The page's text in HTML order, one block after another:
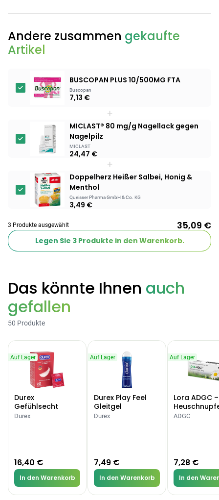
Testzentrum Arzneimittel
&
Hygiene &
Haushalt
Baby &
Familie
Sanitätshaus
Products
BEAUTY & PFLEGE
juckende, trockene
oder zu
Schuppenflechte
neigende Kopfhaut
12,28 € 16,37 € -25%
ARZNEIMITTEL & GESUNDHEIT
Vagisan Milchsäure
– Zäpfchen zur
pH-Wert-
Stabilisierung
12,89 € 17,47 € -26%
ARZNEIMITTEL & GESUNDHEIT
Hametum
Hämorrhoidensalbe:
Bei Hämorrhoiden
& Juckreiz
12,04 €
Nach Marke kaufen
Andere zusammen gekaufte
Artikel
BUSCOPAN PLUS 10/500MG FTA
Buscopan
7,13 €
+
MICLAST® 80 mg/g Nagellack gegen
Nagelpilz
MICLAST
24,47 €
+
Doppelherz Heißer Salbei, Honig &
Menthol
Queisser Pharma GmbH & Co. KG
3,49 €
3 Produkte ausgewählt 35,09 €
Legen Sie 3Produkte in den Warenkorb.
Das könnte Ihnen auch
gefallen
50 Produkte
Auf Lager
Durex
Gefühlsecht
Classic Kondome
Durex
16,40 €
In den Warenkorb
Auf Lager
Durex Play Feel
Gleitgel
Durex
7,49 €
In den Warenkorb
Auf Lager
Lora ADGC
Allergien
ADGC
7,28 €
In den